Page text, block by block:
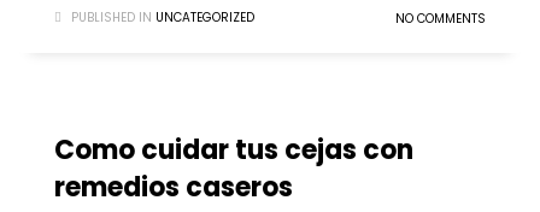
PUBLISHED IN UNCATEGORIZED NO COMMENTS
Como cuidar tus cejas con
remedios caseros